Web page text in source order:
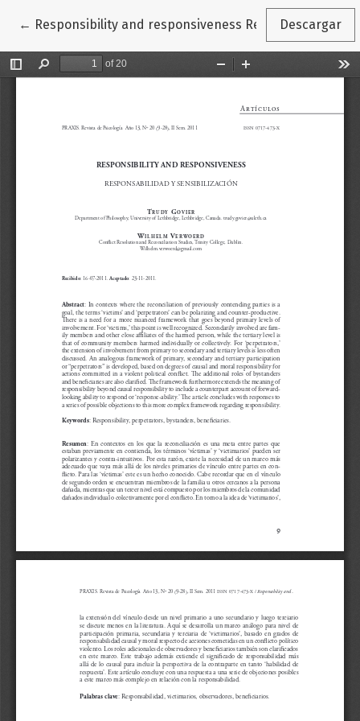
← Volver a los detalles del artículo
Responsibility and responsiveness Responsabilidad y
Descargar